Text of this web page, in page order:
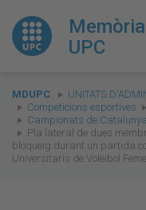
UPC
You
are
here:
MDUPC UNITATS
Competicions esportives
Campionats de
Pla lateral de dues
bloqueig durant un partida
Universitaris de Voleibol